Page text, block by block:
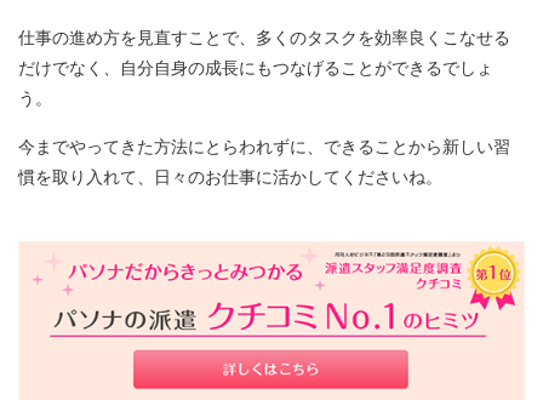
仕事の進め方を見直すことで、多くのタスクを効率良くこなせる
だけでなく、自分自身の成長にもつなげることができるでしょ
う。
今までやってきた方法にとらわれずに、できることから新しい習
慣を取り入れて、日々のお仕事に活かしてくださいね。